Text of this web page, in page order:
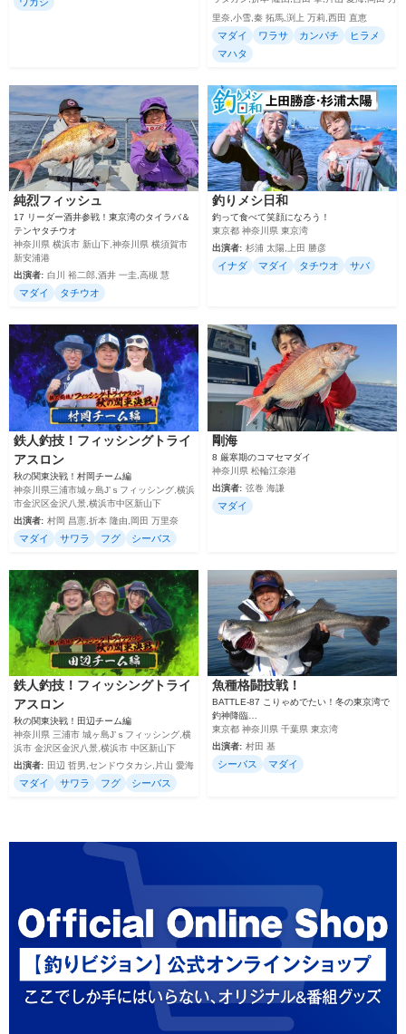
里奈,小雪,秦 拓馬,渕上 万莉,西田 直恵
マダイ ワラサ カンパチ
ヒラメ
マハタ
純烈フィッシュ
17 リーダー酒井参戦！東京湾のタイラバ＆
テンヤタチウオ
神奈川県 横浜市 新山下,神奈川県 横須賀市
新安浦港
出演者: 白川 裕二郎,酒井 一圭,高槻 慧
マダイ タチウオ
釣りメシ日和
釣って食べて笑顔になろう！
東京都 神奈川県 東京湾
出演者: 杉浦 太陽,上田 勝彦
イナダ マダイ タチウオ サバ
鉄人釣技！フィッシングトライ
アスロン
秋の関東決戦！村岡チーム編
神奈川県三浦市城ヶ島J’ｓフィッシング,横浜
市金沢区金沢八景,横浜市中区新山下
出演者: 村岡 昌憲,折本 隆由,岡田 万里奈
マダイ サワラ フグ シーバス
剛海
8 厳寒期のコマセマダイ
神奈川県 松輪江奈港
出演者: 弦巻 海謙
マダイ
鉄人釣技！フィッシングトライ
アスロン
秋の関東決戦！田辺チーム編
神奈川県 三浦市 城ヶ島J’ｓフィッシング,横
浜市 金沢区金沢八景,横浜市 中区新山下
出演者: 田辺 哲男,センドウタカシ,片山 愛海
マダイ サワラ フグ シーバス
魚種格闘技戦！
BATTLE-87 こりゃめでたい！冬の東京湾で
釣神降臨…
東京都 神奈川県 千葉県 東京湾
出演者: 村田 基
シーバス マダイ